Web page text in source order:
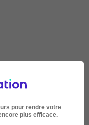
Très courte
pour rendre votre
plus efficace.